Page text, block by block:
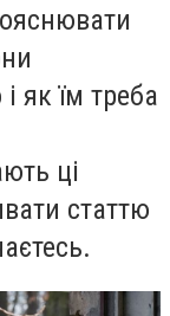
як їм треба
ці
статтю